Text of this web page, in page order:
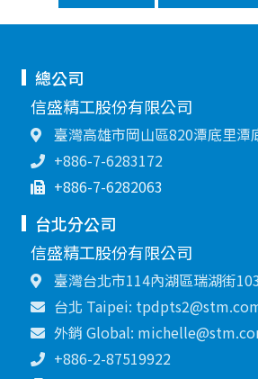
總公司
信盛精工股份有限公司
臺灣高雄市岡山區820潭底里潭
+886-7-6283172
+886-7-6282063
台北分公司
信盛精工股份有限公司
臺灣台北市114內湖區瑞湖街
台北 Taipei:
外銷 Global:
+886-2-87519922